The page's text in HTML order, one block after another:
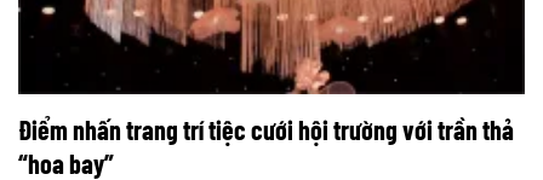
Điểm nhấn trang trí tiệc cưới hội trường với trần thả
“hoa bay”